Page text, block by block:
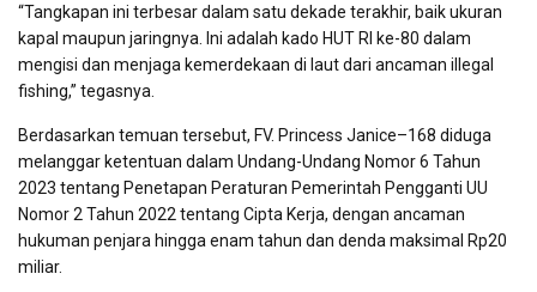
“Tangkapan ini terbesar dalam satu dekade terakhir, baik ukuran
kapal maupun jaringnya. Ini adalah kado HUT RI ke-80 dalam
mengisi dan menjaga kemerdekaan di laut dari ancaman illegal
fishing,” tegasnya.
Berdasarkan temuan tersebut, FV. Princess Janice–168 diduga
melanggar ketentuan dalam Undang-Undang Nomor 6 Tahun
2023 tentang Penetapan Peraturan Pemerintah Pengganti UU
Nomor 2 Tahun 2022 tentang Cipta Kerja, dengan ancaman
hukuman penjara hingga enam tahun dan denda maksimal Rp20
miliar.